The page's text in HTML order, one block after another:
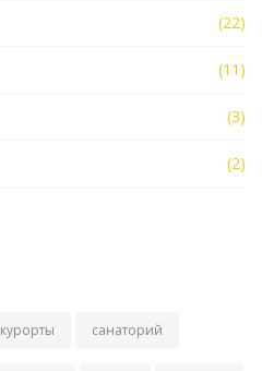
(22)
(11)
(3)
(2)
курорты санаторий